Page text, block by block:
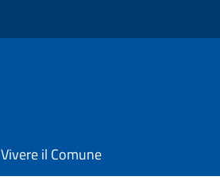
Vivere il Comune